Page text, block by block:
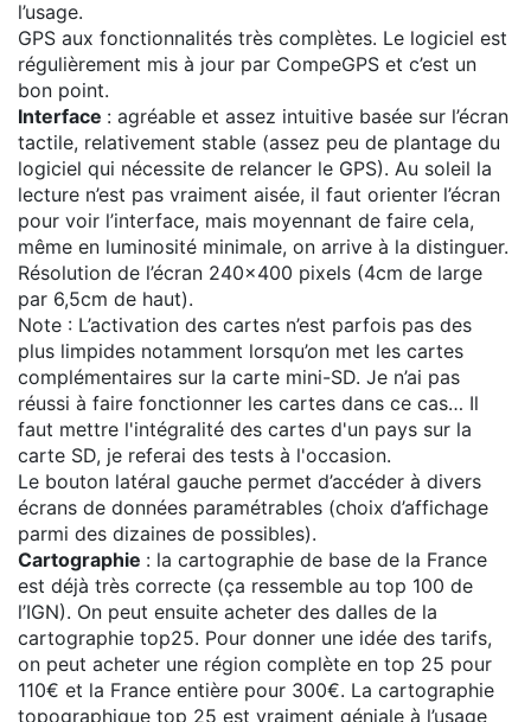
l’usage.
GPS aux fonctionnalités très complètes. Le logiciel est
régulièrement mis à jour par CompeGPS et c’est un
bon point.
Interface : agréable et assez intuitive basée sur l’écran
tactile, relativement stable (assez peu de plantage du
logiciel qui nécessite de relancer le GPS). Au soleil la
lecture n’est pas vraiment aisée, il faut orienter l’écran
pour voir l’interface, mais moyennant de faire cela,
même en luminosité minimale, on arrive à la distinguer.
Résolution de l’écran 240x400 pixels (4cm de large
par 6,5cm de haut).
Note : L’activation des cartes n’est parfois pas des
plus limpides notamment lorsqu’on met les cartes
complémentaires sur la carte mini-SD. Je n’ai pas
réussi à faire fonctionner les cartes dans ce cas… Il
faut mettre l'intégralité des cartes d'un pays sur la
carte SD, je referai des tests à l'occasion.
Le bouton latéral gauche permet d’accéder à divers
écrans de données paramétrables (choix d’affichage
parmi des dizaines de possibles).
Cartographie : la cartographie de base de la France
est déjà très correcte (ça ressemble au top 100 de
l’IGN). On peut ensuite acheter des dalles de la
cartographie top25. Pour donner une idée des tarifs,
on peut acheter une région complète en top 25 pour
110€ et la France entière pour 300€. La cartographie
topographique top 25 est vraiment géniale à l’usage